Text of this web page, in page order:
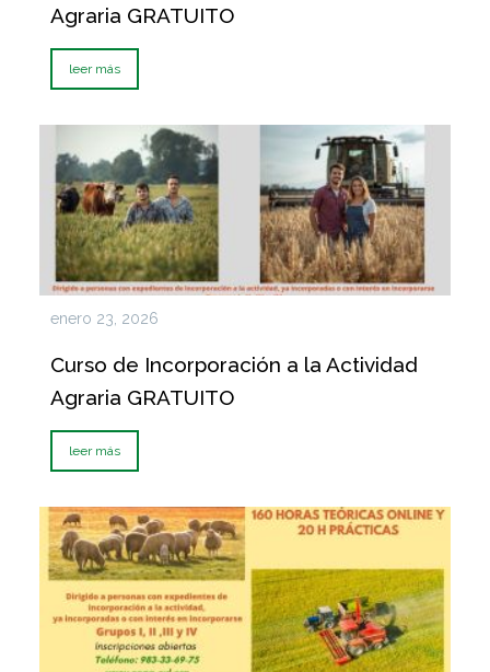
Agraria GRATUITO
leer más
enero 23, 2026
Curso de Incorporación a la Actividad
Agraria GRATUITO
leer más